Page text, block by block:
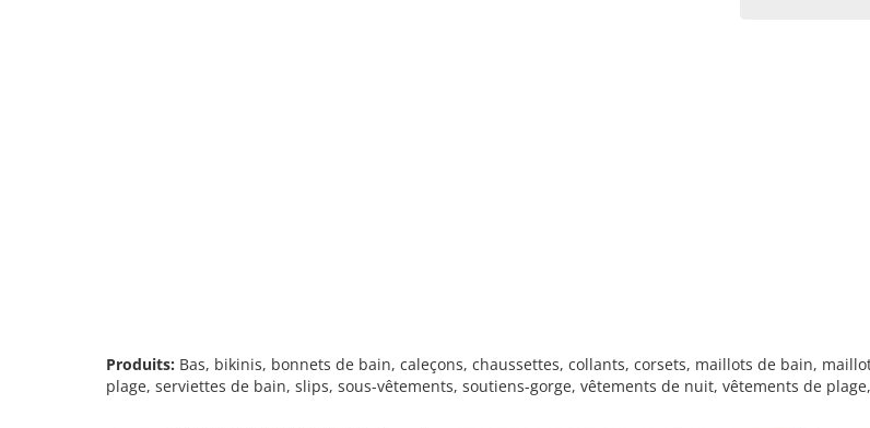
Produits: Bas, bikinis, bonnets de bain, caleçons, chaussettes, collants, corsets, maillots de bain,
plage, serviettes de bain, slips, sous-vêtements, soutiens-gorge, vêtements de nuit, vêtements de